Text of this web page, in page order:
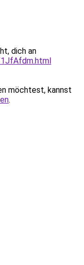
dich an
möchtest, kannst
.